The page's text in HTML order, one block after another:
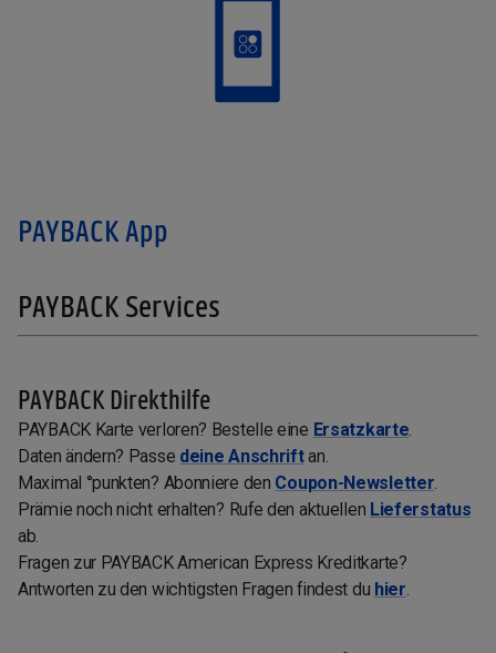
PAYBACK App
PAYBACK Services
PAYBACK Direkthilfe
PAYBACK Karte verloren? Bestelle eine Ersatzkarte.
Daten ändern? Passe deine Anschriftan.
Maximal °punkten? Abonniere den Coupon-Newsletter.
Prämie noch nicht erhalten? Rufe den aktuellen Lieferstatus
ab.
Fragen zur PAYBACK American Express Kreditkarte?
Antworten zu den wichtigsten Fragen findest du hier.